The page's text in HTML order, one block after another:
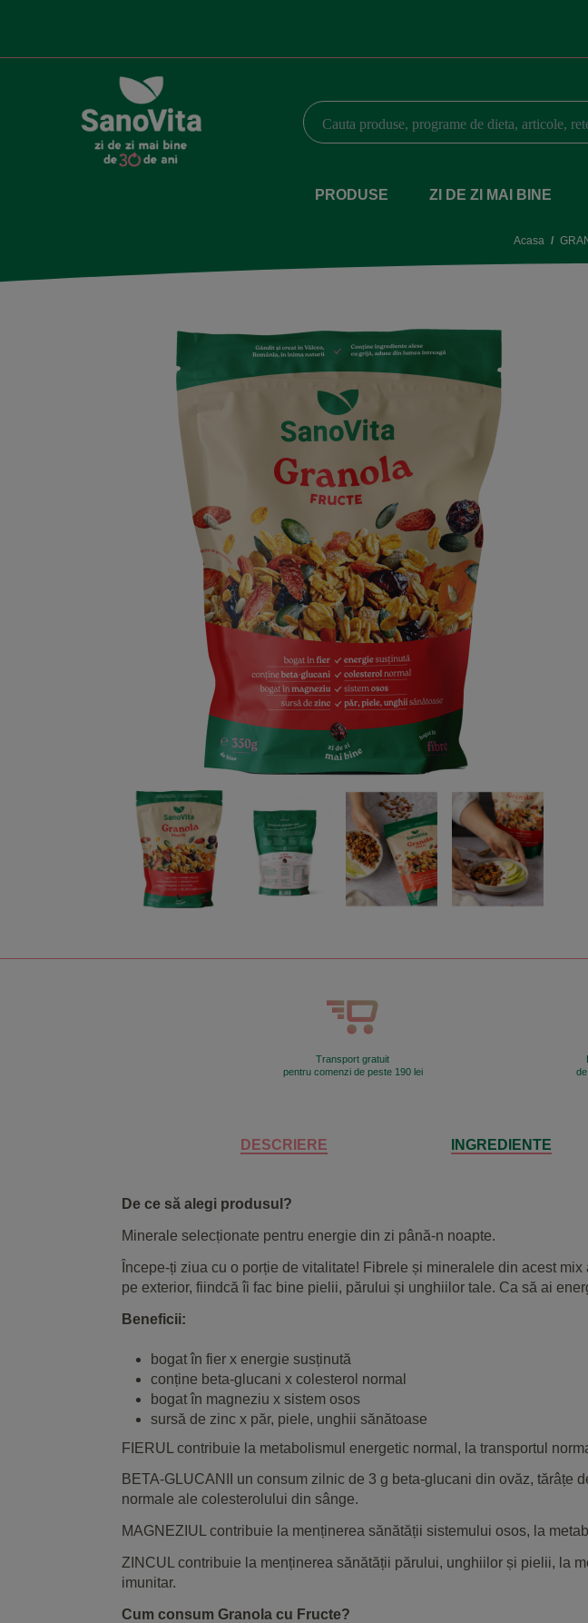
PRODUSE ZI DE ZI MAI BINE
Acasa
Transport gratuit
pentru comenzi de peste 190 lei
DESCRIERE INGREDIENTE
De ce să alegi produsul?
Minerale selecționate pentru energie din zi până-n noapte.
Începe-ți ziua cu o porție de vitalitate! Fibrele și mineralele din acest
pe exterior, fiindcă îi fac bine pielii, părului și unghiilor tale. Ca să ai
Beneficii:
bogat în fier x energie susținută
conține beta-glucani x colesterol normal
bogat în magneziu x sistem osos
sursă de zinc x păr, piele, unghii sănătoase
FIERUL contribuie la metabolismul energetic normal, la transportul
BETA-GLUCANII un consum zilnic de 3 g beta-glucani din ovăz, tărâțe
normale ale colesterolului din sânge.
MAGNEZIUL contribuie la menținerea sănătății sistemului osos, la
ZINCUL contribuie la menținerea sănătății părului, unghiilor și pielii, la
imunitar.
Cum consum Granola cu Fructe?